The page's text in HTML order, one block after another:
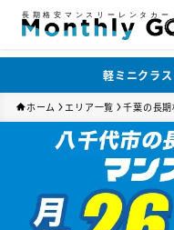
長期格安マンスリーレンタカー
軽ミニクラ
ホーム エリア一覧 千葉の長